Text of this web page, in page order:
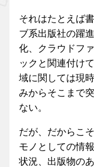
それはたとえば
ブ系出版社の躍
化、クラウドフ
ックと関連付け
域に関しては現
みからそこまで
ない。
だが、だからこ
モノとしての情
状況、出版物の